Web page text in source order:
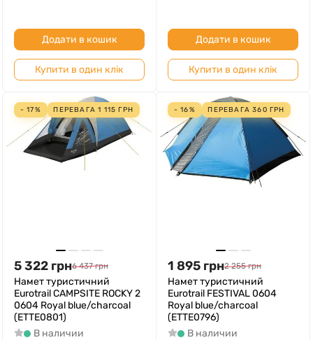
Додати в кошик
Купити в один клік
Додати в кошик
Купити в один клік
- 17% ПЕРЕВАГА1 115 ГРН
5 322 грн6 437 грн
Намет туристичний
Eurotrail CAMPSITE ROCKY 2
0604 Royal blue/charcoal
(ETTE0801)
В наличии
- 16% ПЕРЕВАГА360 ГРН
1 895 грн2 255 грн
Намет туристичний
Eurotrail FESTIVAL 0604
Royal blue/charcoal
(ETTE0796)
В наличии